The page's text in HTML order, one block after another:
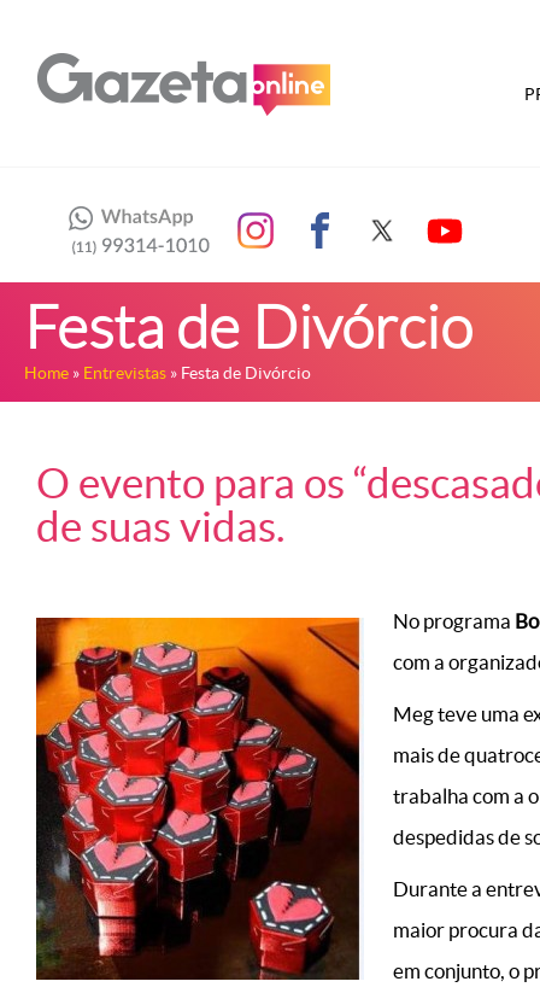
Festa de Divórcio
Home » Entrevistas » Festa de Divórcio
O evento para os
de suas vidas.
No programa
com a
Meg teve uma
mais de
trabalha com a
despedidas de
Durante a
maior procura
em conjunto, o